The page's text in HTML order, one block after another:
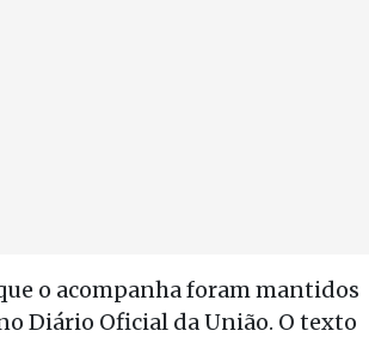
o acompanha foram mantidos
Diário Oficial da União. O texto